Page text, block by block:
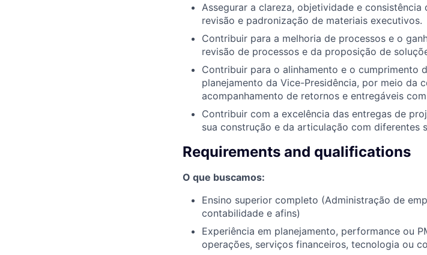
Assegurar a clareza, objetividade e
revisão e padronização de materiais executivos.
Contribuir para a melhoria de processos e o
revisão de processos e da proposição de
Contribuir para o alinhamento e o cumprimento
planejamento da Vice-Presidência, por meio da
acompanhamento de retornos e entregáveis
Contribuir com a excelência das entregas de
sua construção e da articulação com diferentes
Requirements and qualifications
O que buscamos:
Ensino superior completo (Administração de
contabilidade e afins)
Experiência em planejamento, performance ou
operações, serviços financeiros, tecnologia ou